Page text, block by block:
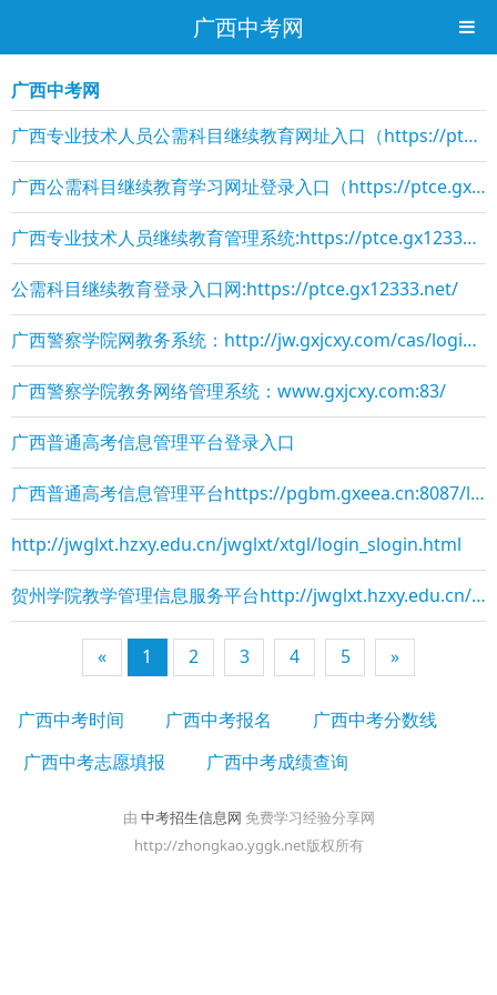
广西中考网
广西中考网
广西专业技术人员公需科目继续教育网址入口（https://ptce.gx12333.net/）
广西公需科目继续教育学习网址登录入口（https://ptce.gx12333.net/）
广西专业技术人员继续教育管理系统:https://ptce.gx12333.net/
公需科目继续教育登录入口网:https://ptce.gx12333.net/
广西警察学院网教务系统：http://jw.gxjcxy.com/cas/login.action
广西警察学院教务网络管理系统：www.gxjcxy.com:83/
广西普通高考信息管理平台登录入口
广西普通高考信息管理平台https://pgbm.gxeea.cn:8087/login
http://jwglxt.hzxy.edu.cn/jwglxt/xtgl/login_slogin.html
贺州学院教学管理信息服务平台http://jwglxt.hzxy.edu.cn/jwglxt/xtgl/login_sl
« 1 2 3 4 5 »
广西中考时间 广西中考报名
广西中考分数线
广西中考志愿填报
广西中考成绩查询
由 中考招生信息网 免费学习经验分享网
http://zhongkao.yggk.net版权所有